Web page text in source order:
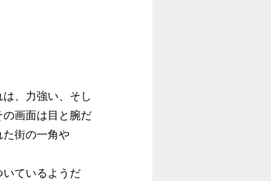
、力強い、そし
画面は目と腕だ
街の一角や
ているようだ